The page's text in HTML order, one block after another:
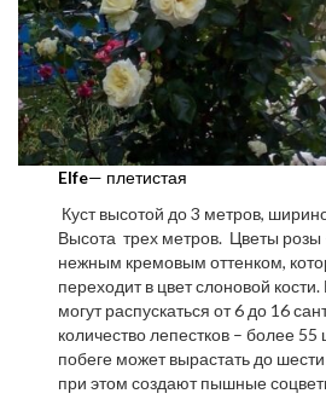
Elfe— плетистая
Куст высотой до 3 метров,
Высота трех метров. Цветы розы
нежным кремовым оттенком,
переходит в цвет слоновой
могут распускаться от 6 до 16
количество лепестков – более
побеге может вырастать до
при этом создают пышные